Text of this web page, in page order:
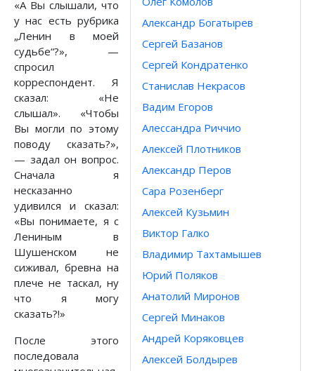
Александр Богатырев
Сергей Базанов
Сергей Кондратенко
Станислав Некрасов
Вадим Егоров
Алессандра Риччио
Алексей Плотников
Александр Перов
Сара Розенберг
Алексей Кузьмин
Виктор Галко
Владимир Тахтамышев
Юрий Поляков
Анатолий Миронов
Сергей Минаков
Андрей Коряковцев
Алексей Болдырев
«А Вы слышали, что
у нас есть рубрика
„Ленин в моей
судьбе“?», —
спросил
корреспондент. Я
сказал: «Не
слышал». «Чтобы
Вы могли по этому
поводу сказать?»,
— задал он вопрос.
Сначала я
несказанно
удивился и сказал:
«Вы понимаете, я с
Лениным в
Шушенском не
сиживал, бревна на
плече не таскал, ну
что я могу
сказать?!»
После этого
последовала